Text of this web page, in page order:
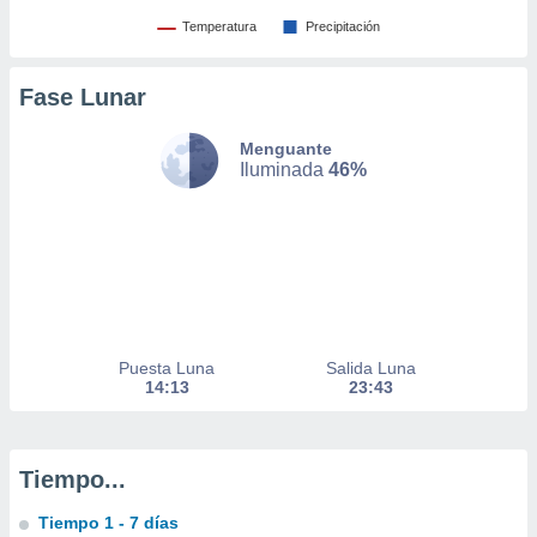
en
perfiles
utilizar
Temperatura Precipitación
Fase Lunar
Menguante
Iluminada 46%
Puesta Luna
14:13
Salida Luna
23:43
Tiempo...
Tiempo 1 - 7 días